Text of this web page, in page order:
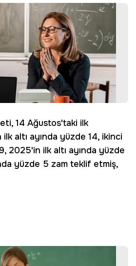
14 Ağustos'taki ilk
altı ayında yüzde 14, ikinci
2025'in ilk altı ayında yüzde
yüzde 5 zam teklif etmiş,